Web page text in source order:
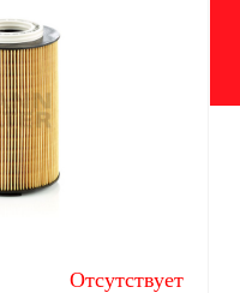
Отсутствует